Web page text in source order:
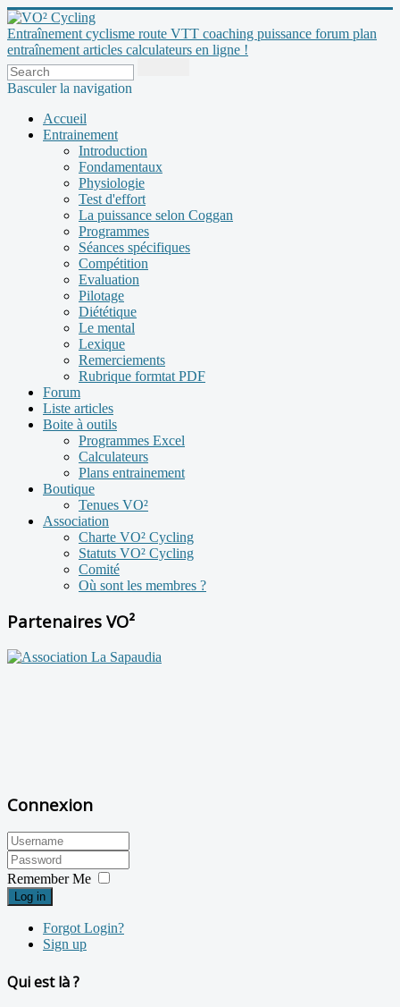
Entraînement cyclisme route VTT coaching puissance forum plan
entraînement articles calculateurs en ligne !
Basculer la navigation
Accueil
Entrainement
Introduction
Fondamentaux
Physiologie
Test d'effort
La puissance selon Coggan
Programmes
Séances spécifiques
Compétition
Evaluation
Pilotage
Diététique
Le mental
Lexique
Remerciements
Rubrique formtat PDF
Forum
Liste articles
Boite à outils
Programmes Excel
Calculateurs
Plans entrainement
Boutique
Tenues VO²
Association
Charte VO² Cycling
Statuts VO² Cycling
Comité
Où sont les membres ?
Partenaires VO²
Connexion
Remember Me
Log in
Forgot Login?
Sign up
Qui est là ?